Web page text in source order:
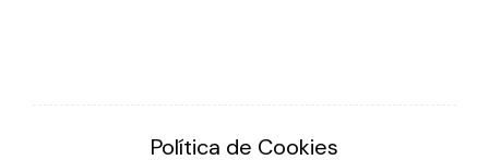
Política de Cookies